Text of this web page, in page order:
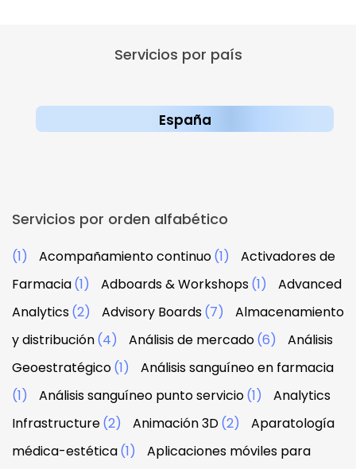
Servicios por país
España
Servicios por orden alfabético
(1) Acompañamiento continuo(1)
Activadores de
Farmacia(1) Adboards & Workshops(1)
Advanced
Analytics(2) Advisory Boards(7)
Almacenamiento
y distribución(4) Análisis de mercado(6)
Análisis
Geoestratégico(1)
Análisis sanguíneo en farmacia
(1)
Análisis sanguíneo punto servicio(1)
Analytics
Infrastructure(2) Animación 3D(2)
Aparatología
médica-estética(1)
Aplicaciones móviles para